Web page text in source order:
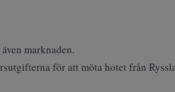
marknaden.
för att möta hotet från